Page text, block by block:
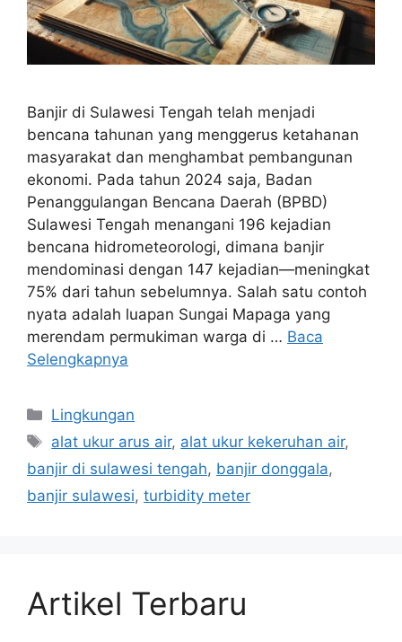
Banjir di Sulawesi Tengah telah menjadi
bencana tahunan yang menggerus ketahanan
masyarakat dan menghambat pembangunan
ekonomi. Pada tahun 2024 saja, Badan
Penanggulangan Bencana Daerah (BPBD)
Sulawesi Tengah menangani 196 kejadian
bencana hidrometeorologi, dimana banjir
mendominasi dengan 147 kejadian—meningkat
75% dari tahun sebelumnya. Salah satu contoh
nyata adalah luapan Sungai Mapaga yang
merendam permukiman warga di … Baca
Selengkapnya
Lingkungan
alat ukur arus air, alat ukur kekeruhan air,
banjir di sulawesi tengah, banjir donggala,
banjir sulawesi, turbidity meter
Artikel Terbaru